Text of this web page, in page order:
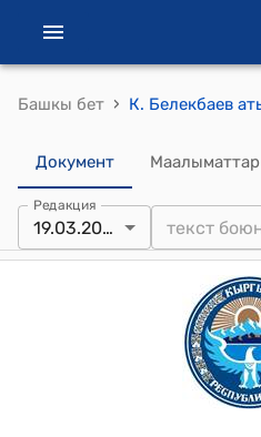
Башкы бет ›
Документ Маалыматтар
Редакция
19.03.2015